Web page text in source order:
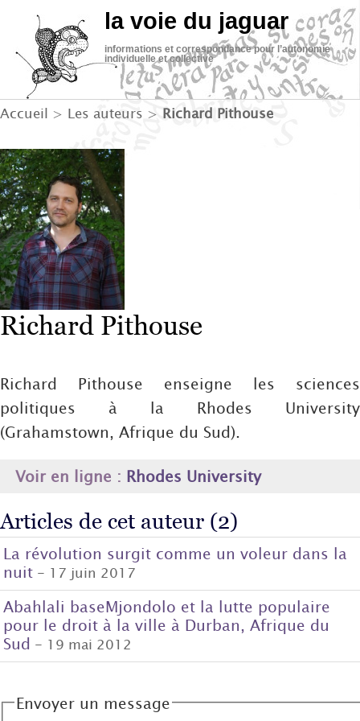
la voie du jaguar
informations et correspondance pour l’autonomie
individuelle et collective
Accueil > Les auteurs > Richard Pithouse
Richard Pithouse
Richard Pithouse enseigne les sciences
politiques à la Rhodes University
(Grahamstown, Afrique du Sud).
Voir en ligne : Rhodes University
Articles de cet auteur (2)
La révolution surgit comme un voleur dans la
nuit- 17 juin 2017
Abahlali baseMjondolo et la lutte populaire
pour le droit à la ville à Durban, Afrique du
Sud - 19 mai 2012
Envoyer un message